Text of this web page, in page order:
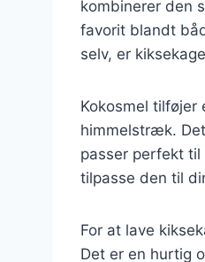
kombinerer den
favorit blandt
selv, er
Kokosmel tilføjer
himmelstræk.
passer perfekt til
tilpasse den til
For at lave
Det er en hurtig